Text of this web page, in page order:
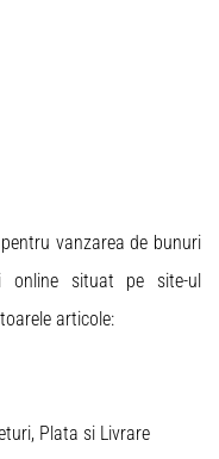
pentru vanzarea de bunuri
online situat pe site-ul
articole:
Plata si Livrare